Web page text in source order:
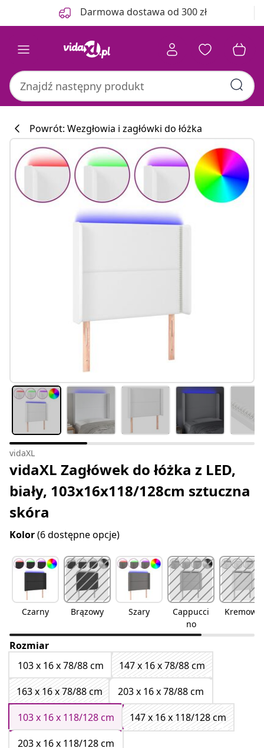
Darmowa dostawa od 300 zł
Powrót: Wezgłowia i zagłówki do łóżka
vidaXL
vidaXL Zagłówek do łóżka z LED,
biały, 103x16x118/128cm sztuczna
skóra
Kolor(6 dostępne opcje)
Czarny Brązowy Szary
Cappucci
no
Kremowy
Rozmiar
103 x 16 x 78/88 cm
147 x 16 x 78/88 cm
163 x 16 x 78/88 cm
203 x 16 x 78/88 cm
103 x 16 x 118/128 cm
147 x 16 x 118/128 cm
203 x 16 x 118/128 cm